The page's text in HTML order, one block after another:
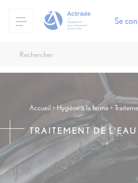
Se
Accueil Hygiène à la ferme
TRAITEMENT DE L'EAU